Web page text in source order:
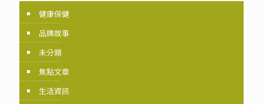
健康保健
品牌故事
未分類
焦點文章
生活資訊